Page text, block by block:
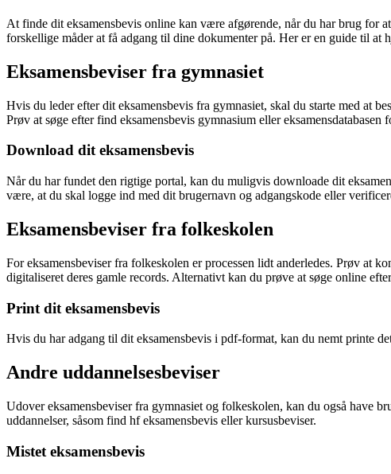
At finde dit eksamensbevis online kan være afgørende, når du har brug for
forskellige måder at få adgang til dine dokumenter på. Her er en guide til
Eksamensbeviser fra gymnasiet
Hvis du leder efter dit eksamensbevis fra gymnasiet, skal du starte med at
Prøv at søge efter find eksamensbevis gymnasium eller eksamensdatabasen
Download dit eksamensbevis
Når du har fundet den rigtige portal, kan du muligvis downloade dit
være, at du skal logge ind med dit brugernavn og adgangskode eller
Eksamensbeviser fra folkeskolen
For eksamensbeviser fra folkeskolen er processen lidt anderledes. Prøv at
digitaliseret deres gamle records. Alternativt kan du prøve at søge online
Print dit eksamensbevis
Hvis du har adgang til dit eksamensbevis i pdf-format, kan du nemt printe
Andre uddannelsesbeviser
Udover eksamensbeviser fra gymnasiet og folkeskolen, kan du også have
uddannelser, såsom find hf eksamensbevis eller kursusbeviser.
Mistet eksamensbevis